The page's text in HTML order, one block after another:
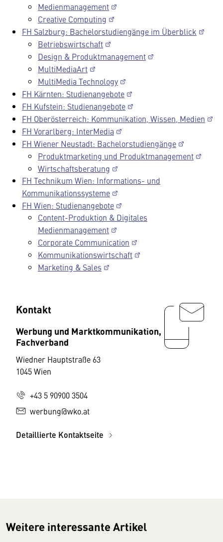
Medienmanagement
Creative Computing
FH Salzburg: Bachelorstudiengänge im Überblick
Betriebswirtschaft
Design & Produktmanagement
MultiMediaArt
MultiMedia Technology
FH Kärnten: Studienangebote
FH Kufstein: Studienangebote
FH Oberösterreich: Kommunikation, Wissen, Medien
FH Vorarlberg: InterMedia
FH Wiener Neustadt: Bachelorstudiengänge
Produktmarketing und Produktmanagement
Wirtschaftsberatung
FH Technikum Wien: Informations- und
Kommunikationssysteme
FH Wien: Studienangebote
Content-Produktion & Digitales
Medienmanagement
Corporate Communication
Kommunikationswirtschaft
Marketing & Sales
Kontakt
Werbung und Marktkommunikation,
Fachverband
Wiedner Hauptstraße 63
1045 Wien
+43 5 90900 3504
werbung@wko.at
Detaillierte Kontaktseite
Weitere interessante Artikel